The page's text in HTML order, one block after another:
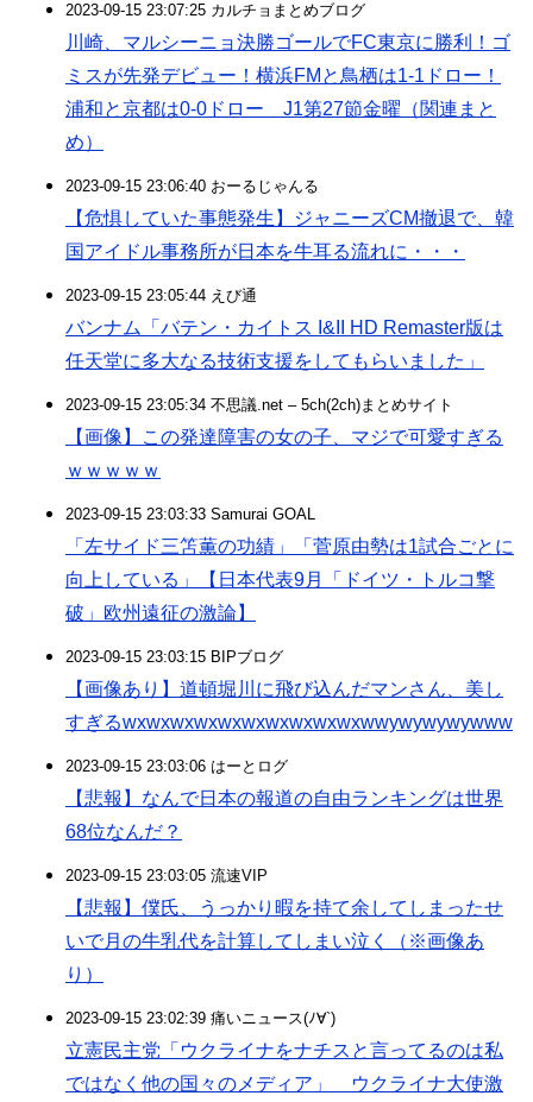
2023-09-15 23:07:25 カルチョまとめブログ
川崎、マルシーニョ決勝ゴールでFC東京に勝利！ゴ
ミスが先発デビュー！横浜FMと鳥栖は1-1ドロー！
浦和と京都は0-0ドロー J1第27節金曜（関連まと
め）
2023-09-15 23:06:40 おーるじゃんる
【危惧していた事態発生】ジャニーズCM撤退で、韓
国アイドル事務所が日本を牛耳る流れに・・・
2023-09-15 23:05:44 えび通
バンナム「バテン・カイトス I&II HD Remaster版は
任天堂に多大なる技術支援をしてもらいました」
2023-09-15 23:05:34 不思議.net – 5ch(2ch)まとめサイト
【画像】この発達障害の女の子、マジで可愛すぎる
ｗｗｗｗｗ
2023-09-15 23:03:33 Samurai GOAL
「左サイド三笘薫の功績」「菅原由勢は1試合ごとに
向上している」【日本代表9月「ドイツ・トルコ撃
破」欧州遠征の激論】
2023-09-15 23:03:15 BIPブログ
【画像あり】道頓堀川に飛び込んだマンさん、美し
すぎるwxwxwxwxwxwxwxwxwxwxwwywywywywww
2023-09-15 23:03:06 はーとログ
【悲報】なんで日本の報道の自由ランキングは世界
68位なんだ？
2023-09-15 23:03:05 流速VIP
【悲報】僕氏、うっかり暇を持て余してしまったせ
いで月の牛乳代を計算してしまい泣く（※画像あ
り）
2023-09-15 23:02:39 痛いニュース(ﾉ∀`)
立憲民主党「ウクライナをナチスと言ってるのは私
ではなく他の国々のメディア」 ウクライナ大使激